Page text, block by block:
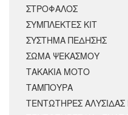
ΣΤΡΟΦΑΛΟΣ
ΣΥΜΠΛΕΚΤΕΣ ΚΙΤ
ΣΥΣΤΗΜΑ ΠΕΔΗΣΗΣ
ΣΩΜΑ ΨΕΚΑΣΜΟΥ
ΤΑΚΑΚΙΑ ΜΟΤΟ
ΤΑΜΠΟΥΡΑ
ΤΕΝΤΩΤΗΡΕΣ ΑΛΥΣΙΔΑΣ